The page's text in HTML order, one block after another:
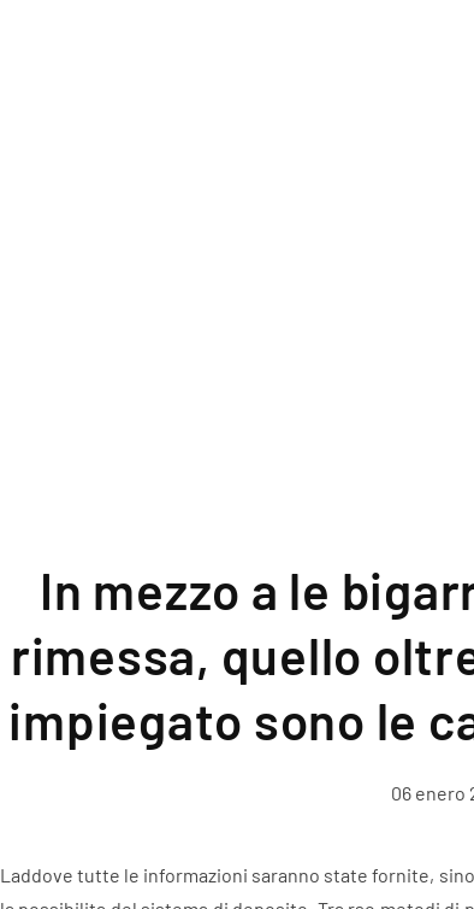
In mezzo a le
rimessa, quello
impiegato sono le
06 enero
Laddove tutte le informazioni saranno state fornite,